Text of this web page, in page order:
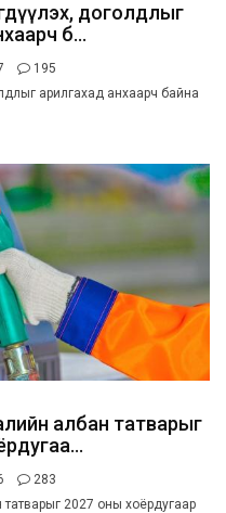
доголдлыг
б...
195
арилгахад анхаарч байна
албан татварыг
283
2027 оны хоёрдугаар